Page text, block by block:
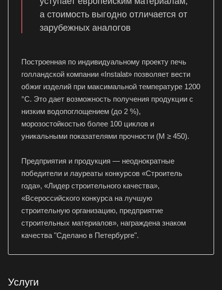
а стоимость выгодно отличается от
зарубежных аналогов
Построенная по индивидуальному проекту печь
голландской компании «Instalat» позволяет вести
обжиг изделий при максимальной температуре 1200
°С. Это дает возможность получения продукции с
низким водопоглощением (до 2 %),
морозостойкостью более 100 циклов и
уникальными показателями прочности (М ≥ 450).
Предприятия и продукция — неоднократные
победители и лауреаты конкурсов «Строитель
года», «Лидер строительного качества»,
«Всероссийского конкурса на лучшую
строительную организацию, предприятие
строительных материалов», награждена знаком
качества "Сделано в Петербурге".
Услуги